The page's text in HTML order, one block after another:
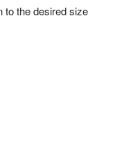
to the desired size